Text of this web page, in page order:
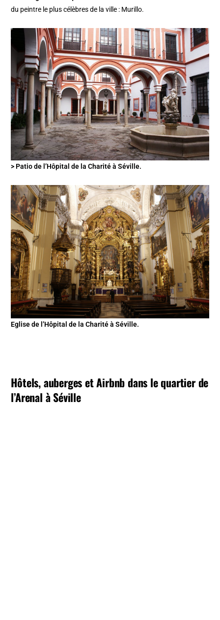
du peintre le plus célèbres de la ville : Murillo.
> Patio de l’Hôpital de la Charité à Séville.
Eglise de l’Hôpital de la Charité à Séville.
Hôtels, auberges et Airbnb dans le quartier de
l’Arenal à Séville